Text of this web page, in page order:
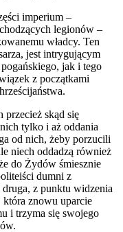
imperium –
legionów –
władcy. Ten
jest intrygującym
jak i tego
z początkami
przecież skąd się
tylko i aż oddania
od nich, żeby porzucili
niech oddadzą również
do Żydów śmiesznie
dumni z
druga, z punktu widzenia
znowu uparcie
i trzyma się swojego